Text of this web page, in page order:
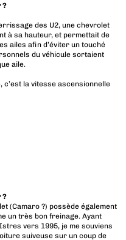
?
des U2, une chevrolet
à sa hauteur, et permettait de
ailes afin d’éviter un touché
du véhicule sortaient
aile.
c’est la vitesse ascensionnelle
?
(Camaro ?) possède également
un très bon freinage. Ayant
vers 1995, je me souviens
suiveuse sur un coup de